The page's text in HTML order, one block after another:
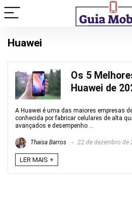
Huawei
Os 5
Huawei de
A Huawei é uma das maiores empresas
conhecida por fabricar celulares de alta
avançados e desempenho ...
Thaisa Barros 22 de dezembro de
LER MAIS +